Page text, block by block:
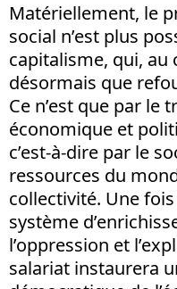
Matériellement, le
social n’est plus
capitalisme, qui, au
désormais que
Ce n’est que par le
économique et
c’est-à-dire par le
ressources du
collectivité. Une
système
l’oppression et
salariat instaurera